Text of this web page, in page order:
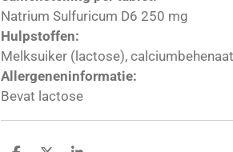
Natrium Sulfuricum D6 250 mg
Hulpstoffen:
Melksuiker (lactose),
Allergeneninformatie:
Bevat lactose